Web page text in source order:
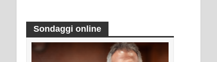
Sondaggi online